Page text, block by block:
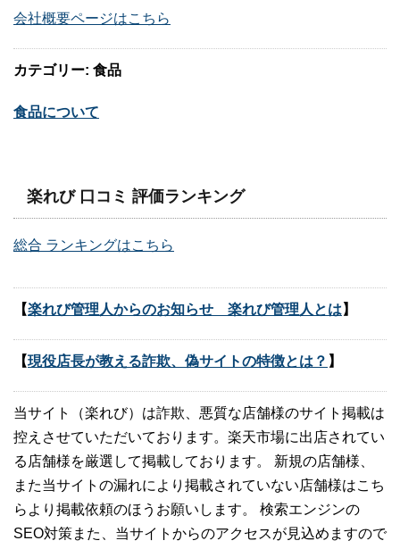
会社概要ページはこちら
カテゴリー: 食品
食品について
楽れび 口コミ 評価ランキング
総合 ランキングはこちら
【楽れび管理人からのお知らせ 楽れび管理人とは 】
【現役店長が教える詐欺、偽サイトの特徴とは？ 】
当サイト（楽れび）は詐欺、悪質な店舗様のサイト掲載は
控えさせていただいております。楽天市場に出店されてい
る店舗様を厳選して掲載しております。 新規の店舗様、
また当サイトの漏れにより掲載されていない店舗様はこち
らより掲載依頼のほうお願いします。 検索エンジンの
SEO対策また、当サイトからのアクセスが見込めますので